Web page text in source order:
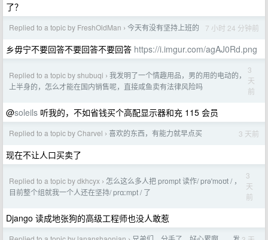
了？
Replied to a topic by FreshOldMan › 今天有没有坚持上班的 7 小时 24 分钟前
乡毋宁不要回答不要回答不要回答 https://i.imgur.com/agAJ0Rd.png
Replied to a topic by shubuqi › 我发明了一个情趣用品，男的用的电动的，
上半身的，怎么才能在国内销售呢，直接咸鱼卖有法律风险吗
3
天
前
@soleils 听我的，不如省钱买个高配显示器和充 115 会员
Replied to a topic by Charvel › 喜欢的东西，有能力就早点买 3 天前
现在不让人口买卖了
Replied to a topic by dkhcyx › 怎么这么多人把 prompt 读作/ prəˈmoʊt / ，
目前整个组就我一个人还在坚持/ prɑːmpt / 了
3
天
前
Django 读成地张狗的高级工程师也没人敢惹